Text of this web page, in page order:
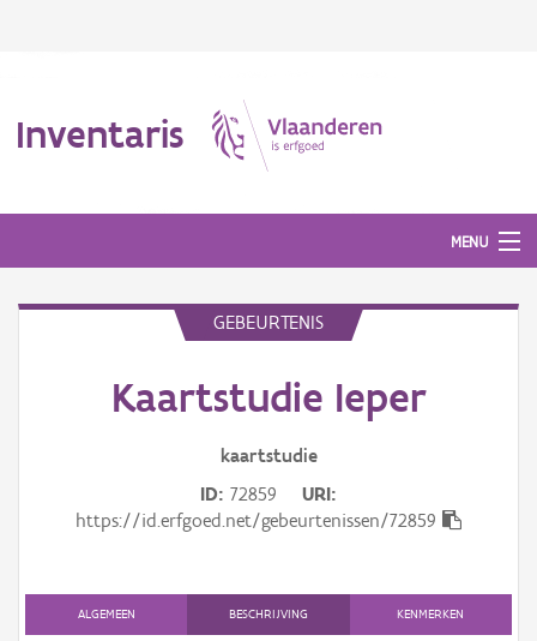
Inventaris
MENU
Aanduidingsobject
GEBEURTENIS
Kaartstudie Ieper
kaartstudie
ID 72859
URI
https://id.erfgoed.net/gebeurtenissen/72859
ALGEMEEN BESCHRIJVING KENMERKEN